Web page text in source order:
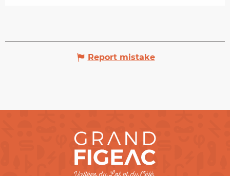
Report mistake